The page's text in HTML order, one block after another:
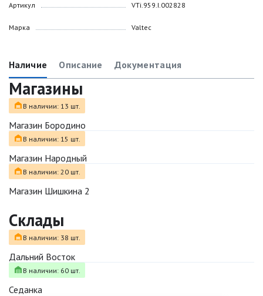
Артикул
Марка
VTi.959.I.002828
Valtec
Наличие Описание Документация
Магазины
В наличии: 13 шт.
Магазин Бородино
В наличии: 15 шт.
Магазин Народный
В наличии: 20 шт.
Магазин Шишкина 2
Склады
В наличии: 38 шт.
Дальний Восток
В наличии: 60 шт.
Седанка